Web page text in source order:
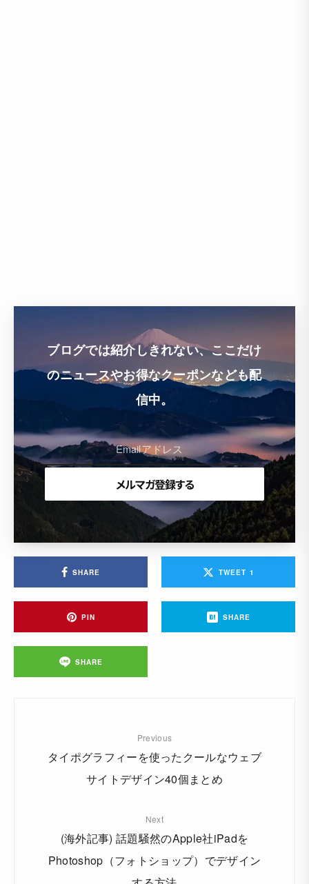
ブログでは紹介しきれない、ここだけ
のニュースやお得なクーポンなども配
信中。
SHARE TWEET 1
PIN SHARE
SHARE
Previous
タイポグラフィーを使ったクールなウェブ
サイトデザイン40個まとめ
Next
(海外記事) 話題騒然のApple社iPadを
Photoshop（フォトショップ）でデザイン